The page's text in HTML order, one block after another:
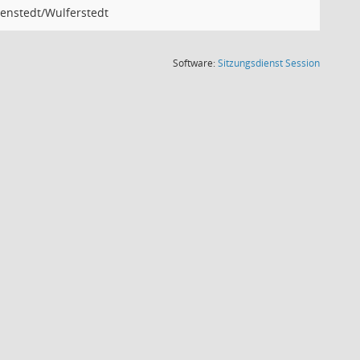
Wulferstedt
Software:SitzungsdienstSession(Wird in